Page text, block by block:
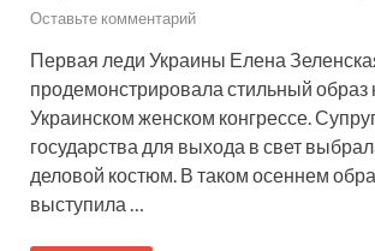
Оставьте комментарий
Первая леди Украины Елена
продемонстрировала стильный образ
Украинском женском конгрессе.
государства для выхода в свет
деловой костюм. В таком осеннем
выступила …